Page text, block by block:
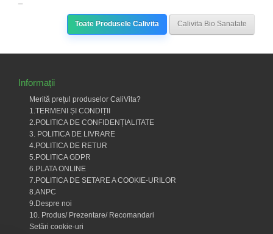
Toate Produsele Calivita Calivita Bio Sanatate
Informații
Merită prețul produselor CaliVita?
1.TERMENI ȘI CONDIȚII
2.POLITICA DE CONFIDENȚIALITATE
3. POLITICA DE LIVRARE
4.POLITICA DE RETUR
5.POLITICA GDPR
6.PLATA ONLINE
7.POLITICA DE SETARE A COOKIE-URILOR
8.ANPC
9.Despre noi
10. Produs/ Prezentare/ Recomandari
Setări cookie-uri